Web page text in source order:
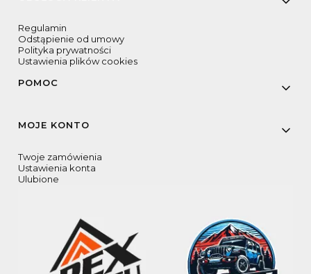
Regulamin
Odstąpienie od umowy
Polityka prywatności
Ustawienia plików cookies
POMOC
MOJE KONTO
Twoje zamówienia
Ustawienia konta
Ulubione